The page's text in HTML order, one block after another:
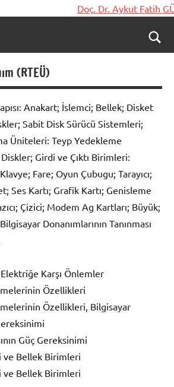
aç/
(RTEÜ)
Anakart; İslemci; Bellek; Disket
Sabit Disk Sürücü Sistemleri;
Üniteleri: Teyp Yedekleme
Girdi ve Çıktı Birimleri:
Fare; Oyun Çubugu; Tarayıcı;
Ses Kartı; Grafik Kartı; Genisleme
Çizici; Modem Ag Kartları; Büyük;
Donanımlarının Tanınması
Karşı Önlemler
Özellikleri
Özellikleri, Bilgisayar
Güç Gereksinimi
ve Bellek Birimleri
ve Bellek Birimleri